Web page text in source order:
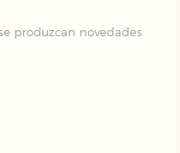
produzcan novedades
por nuestros socios
mostrar publicidad
única de su